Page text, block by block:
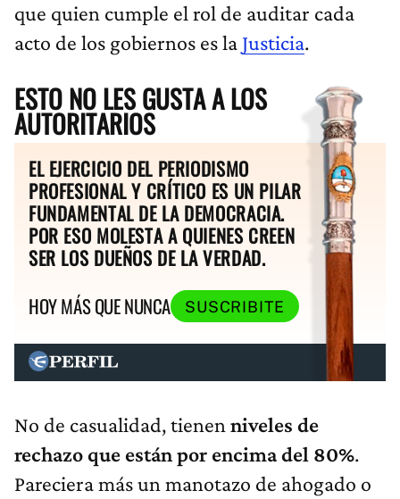
que quien cumple el rol de auditar cada
acto de los gobiernos es la Justicia.
ESTO NO LES GUSTA A LOS
AUTORITARIOS
EL EJERCICIO DEL PERIODISMO
PROFESIONAL Y CRÍTICO ES UN PILAR
FUNDAMENTAL DE LA DEMOCRACIA.
POR ESO MOLESTA A QUIENES CREEN
SER LOS DUEÑOS DE LA VERDAD.
HOY MÁS QUE NUNCA
SUSCRIBITE
No de casualidad, tienen niveles de
rechazo que están por encima del 80%.
Pareciera más un manotazo de ahogado o